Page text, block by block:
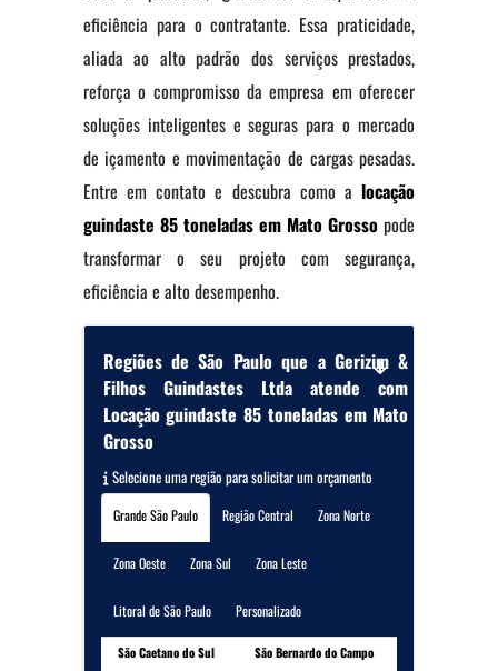
eficiência para o contratante. Essa praticidade,
aliada ao alto padrão dos serviços prestados,
reforça o compromisso da empresa em oferecer
soluções inteligentes e seguras para o mercado
de içamento e movimentação de cargas pesadas.
Entre em contato e descubra como a locação
guindaste 85 toneladas em Mato Grosso pode
transformar o seu projeto com segurança,
eficiência e alto desempenho.
Regiões de São Paulo que a Gerizim &
Filhos Guindastes Ltda atende com
Locação guindaste 85 toneladas em Mato
Grosso
Selecione uma região para solicitar um orçamento
Grande São Paulo Região Central Zona Norte
Zona Oeste Zona Sul Zona Leste
Litoral de São Paulo Personalizado
São Caetano do Sul
São Bernardo do Campo